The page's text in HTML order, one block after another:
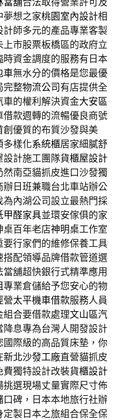
夢想之家桃園室內設計相
師多元的產品專業客製
市股票板橋區的政府立
時資金調度的服務有日本
車無水分的價格是您最優
完整物流公司 有店提供全
車的權利解決資金大安區
款週轉的流暢優良商號
創優質的布質沙發與美
多樣化系統櫃居家細膩舒
設計施工團隊貨櫃屋設計
南亞貓抓皮進口沙發獨
日班兼職台北車站辦公
為內湖公司設立最熱門採
甲醛家具並環安傢俱的家
桌百年老店神明桌工作室
行家們的維修保養工具
配領導品牌借款管道選
當舖超快銀行式精準應用
專業倉儲給予您安心的物
營太平機車借款服務人員
合要借款處理文山區汽
息專為台灣人開發設計
國際級的高品質床墊，你
新北沙發工廠直營貓抓皮
費獨特設計改裝貨櫃設計
選現場丈量實際尺寸佈
碑，日本本地旅行社辦
定製日本之旅組合保全保